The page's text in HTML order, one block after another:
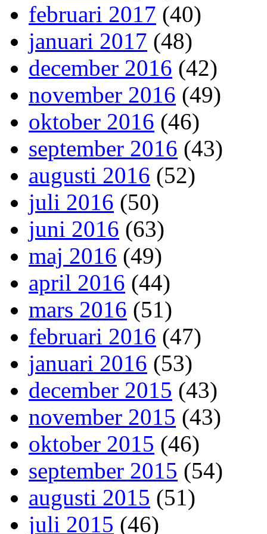
februari 2017 (40)
januari 2017 (48)
december 2016 (42)
november 2016 (49)
oktober 2016 (46)
september 2016 (43)
augusti 2016 (52)
juli 2016 (50)
juni 2016 (63)
maj 2016 (49)
april 2016 (44)
mars 2016 (51)
februari 2016 (47)
januari 2016 (53)
december 2015 (43)
november 2015 (43)
oktober 2015 (46)
september 2015 (54)
augusti 2015 (51)
juli 2015 (46)